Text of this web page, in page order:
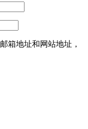
箱地址和网站地址，